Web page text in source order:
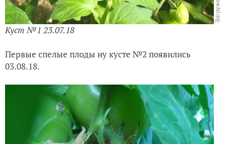
Куст №1 23.07.18
Первые спелые плоды ну кусте №2 появились
03.08.18.